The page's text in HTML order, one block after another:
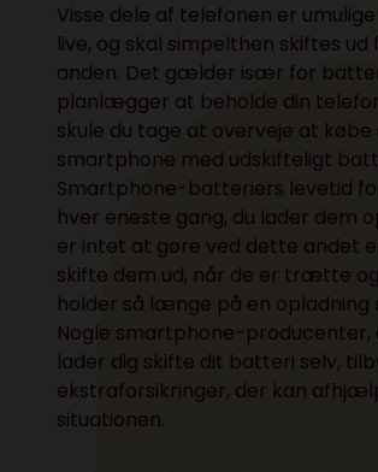
Visse dele af telefonen er
live, og skal simpelthen skiftes ud
anden. Det gælder især for
planlægger at beholde din
skule du tage at overveje at købe
smartphone med udskifteligt
Smartphone-batteriers levetid
hver eneste gang, du lader dem
er intet at gøre ved dette andet
skifte dem ud, når de er trætte
holder så længe på en opladning
Nogle smartphone-producenter,
lader dig skifte dit batteri selv,
ekstraforsikringer, der kan
situationen.